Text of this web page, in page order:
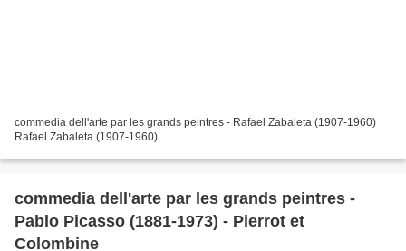
commedia dell'arte par les grands peintres - Rafael Zabaleta (1907-1960)
Rafael Zabaleta (1907-1960)
commedia dell'arte par les grands peintres -
Pablo Picasso (1881-1973) - Pierrot et
Colombine